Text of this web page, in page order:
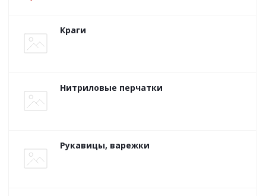
Краги
Нитриловые перчатки
Рукавицы, варежки